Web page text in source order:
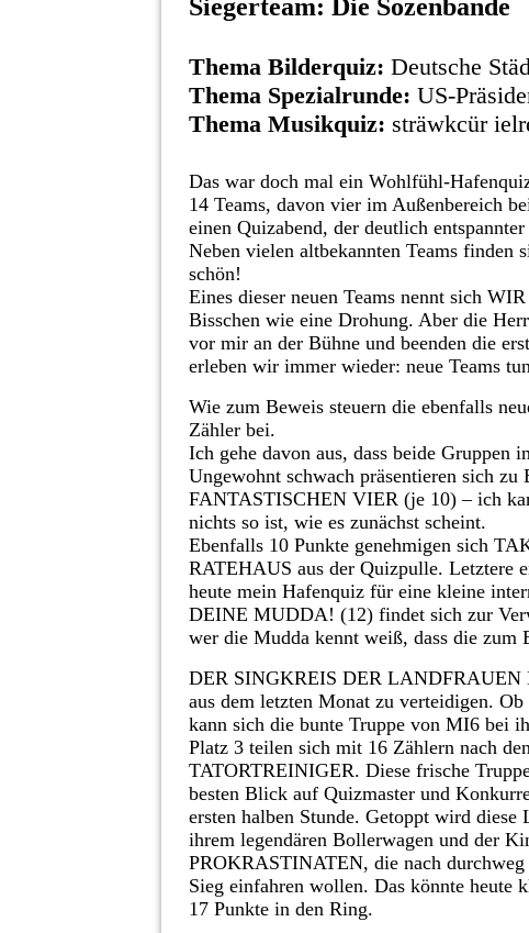
Siegerteam: Die Sozenbande
Thema Bilderquiz: Deutsche
Thema Spezialrunde: US-
Thema Musikquiz: sträwkcür
Das war doch mal ein Wohlfühl-
14 Teams, davon vier im Außenbereich
einen Quizabend, der deutlich
Neben vielen altbekannten Teams finden
schön!
Eines dieser neuen Teams nennt sich
Bisschen wie eine Drohung. Aber die
vor mir an der Bühne und beenden die
erleben wir immer wieder: neue Teams
Wie zum Beweis steuern die ebenfalls
Zähler bei.
Ich gehe davon aus, dass beide Gruppen
Ungewohnt schwach präsentieren sich
FANTASTISCHEN VIER (je 10) – ich
nichts so ist, wie es zunächst scheint.
Ebenfalls 10 Punkte genehmigen sich
RATEHAUS aus der Quizpulle. Letztere
heute mein Hafenquiz für eine kleine
DEINE MUDDA! (12) findet sich zur
wer die Mudda kennt weiß, dass die
DER SINGKREIS DER LANDFRAUEN
aus dem letzten Monat zu verteidigen.
kann sich die bunte Truppe von MI6 bei
Platz 3 teilen sich mit 16 Zählern nach
TATORTREINIGER. Diese frische
besten Blick auf Quizmaster und
ersten halben Stunde. Getoppt wird
ihrem legendären Bollerwagen und der
PROKRASTINATEN, die nach
Sieg einfahren wollen. Das könnte heute
17 Punkte in den Ring.